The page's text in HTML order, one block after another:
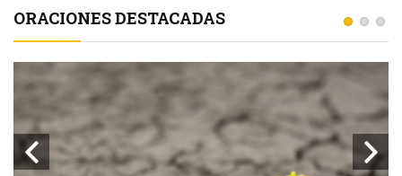
ORACIONES DESTACADAS